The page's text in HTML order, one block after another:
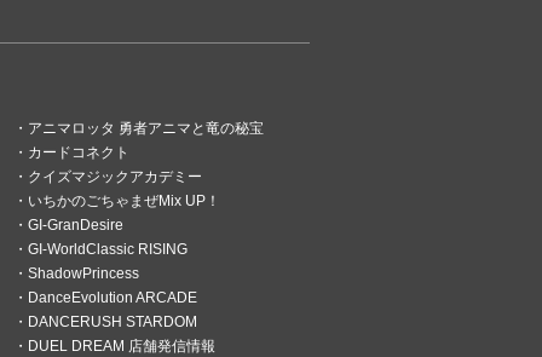
アニマロッタ 勇者アニマと竜の秘宝
カードコネクト
クイズマジックアカデミー
いちかのごちゃまぜMix UP！
GI-GranDesire
GI-WorldClassic RISING
ShadowPrincess
DanceEvolution ARCADE
DANCERUSH STARDOM
DUEL DREAM 店舗発信情報